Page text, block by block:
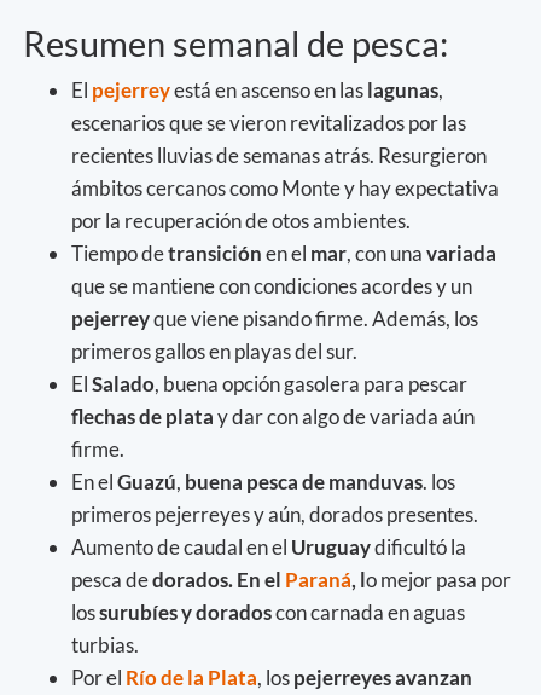
Resumen semanal de pesca:
El pejerreyestá en ascenso en laslagunas,
escenarios que se vieron revitalizados por las
recientes lluvias de semanas atrás. Resurgieron
ámbitos cercanos como Monte y hay expectativa
por la recuperación de otos ambientes.
Tiempo detransiciónen el mar, con unavariada
que se mantiene con condiciones acordes y un
pejerreyque viene pisando firme. Además, los
primeros gallos en playas del sur.
ElSalado, buena opción gasolera para pescar
flechas de platay dar con algo de variada aún
firme.
En elGuazú, buena pesca de manduvas. los
primeros pejerreyes y aún, dorados presentes.
Aumento de caudal en el Uruguaydificultó la
pesca dedorados. En el Paraná, lo mejor pasa por
lossurubíes y doradoscon carnada en aguas
turbias.
Por el Río de la Plata, lospejerreyes avanzan